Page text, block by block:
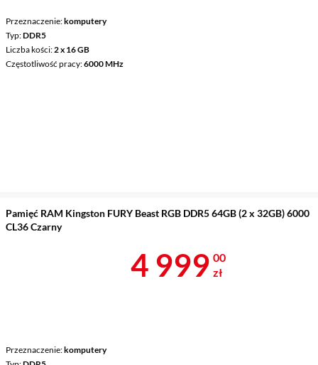
Przeznaczenie komputery
Typ DDR5
Liczba kości 2 x 16 GB
Częstotliwość pracy 6000 MHz
Pamięć RAM Kingston FURY Beast RGB DDR5 64GB (2 x 32GB) 6000
CL36 Czarny
Przeznaczenie komputery
Cena 4 999 zł
4 999 00
zł